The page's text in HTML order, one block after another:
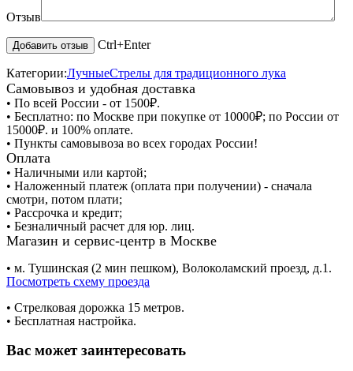
Отзыв
Ctrl+Enter
Категории:ЛучныеСтрелы для традиционного лука
Самовывоз и удобная доставка
• По всей России - от 1500₽.
• Бесплатно: по Москве при покупке от 10000₽; по России от
15000₽. и 100% оплате.
• Пункты самовывоза во всех городах России!
Оплата
• Наличными или картой;
• Наложенный платеж (оплата при получении) - сначала
смотри, потом плати;
• Рассрочка и кредит;
• Безналичный расчет для юр. лиц.
Магазин и сервис-центр в Москве
• м. Тушинская (2 мин пешком), Волоколамский проезд, д.1.
Посмотреть схему проезда
• Cтрелковая дорожка 15 метров.
• Бесплатная настройка.
Вас может заинтересовать